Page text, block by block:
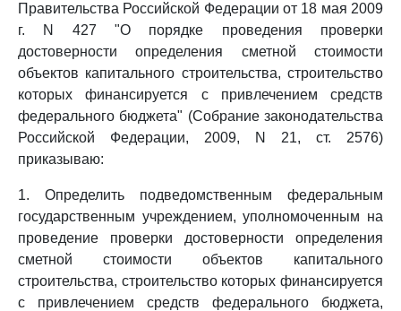
Правительства Российской Федерации от 18 мая 2009
г. N 427 "О порядке проведения проверки
достоверности определения сметной стоимости
объектов капитального строительства, строительство
которых финансируется с привлечением средств
федерального бюджета" (Собрание законодательства
Российской Федерации, 2009, N 21, ст. 2576)
приказываю:
1. Определить подведомственным федеральным
государственным учреждением, уполномоченным на
проведение проверки достоверности определения
сметной стоимости объектов капитального
строительства, строительство которых финансируется
с привлечением средств федерального бюджета,